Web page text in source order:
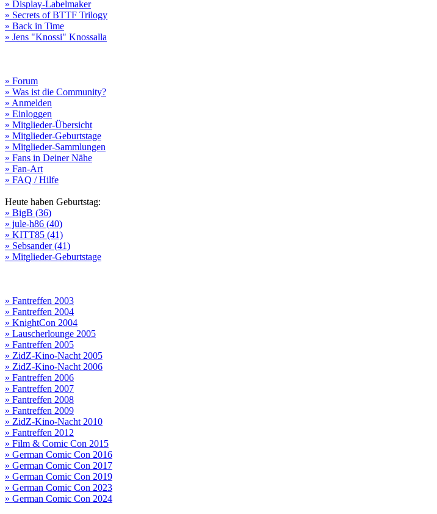
» Display-Labelmaker
» Secrets of BTTF Trilogy
» Back in Time
» Jens "Knossi" Knossalla
» Forum
» Was ist die Community?
» Anmelden
» Einloggen
» Mitglieder-Übersicht
» Mitglieder-Geburtstage
» Mitglieder-Sammlungen
» Fans in Deiner Nähe
» Fan-Art
» FAQ / Hilfe
Heute haben Geburtstag:
» BigB (36)
» jule-h86 (40)
» KITT85 (41)
» Sebsander (41)
» Mitglieder-Geburtstage
» Fantreffen 2003
» Fantreffen 2004
» KnightCon 2004
» Lauscherlounge 2005
» Fantreffen 2005
» ZidZ-Kino-Nacht 2005
» ZidZ-Kino-Nacht 2006
» Fantreffen 2006
» Fantreffen 2007
» Fantreffen 2008
» Fantreffen 2009
» ZidZ-Kino-Nacht 2010
» Fantreffen 2012
» Film & Comic Con 2015
» German Comic Con 2016
» German Comic Con 2017
» German Comic Con 2019
» German Comic Con 2023
» German Comic Con 2024